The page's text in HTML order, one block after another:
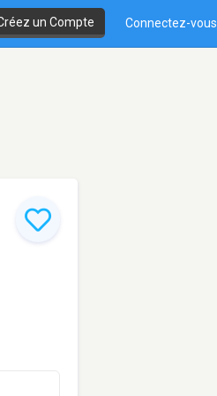
un Compte Connectez-vous